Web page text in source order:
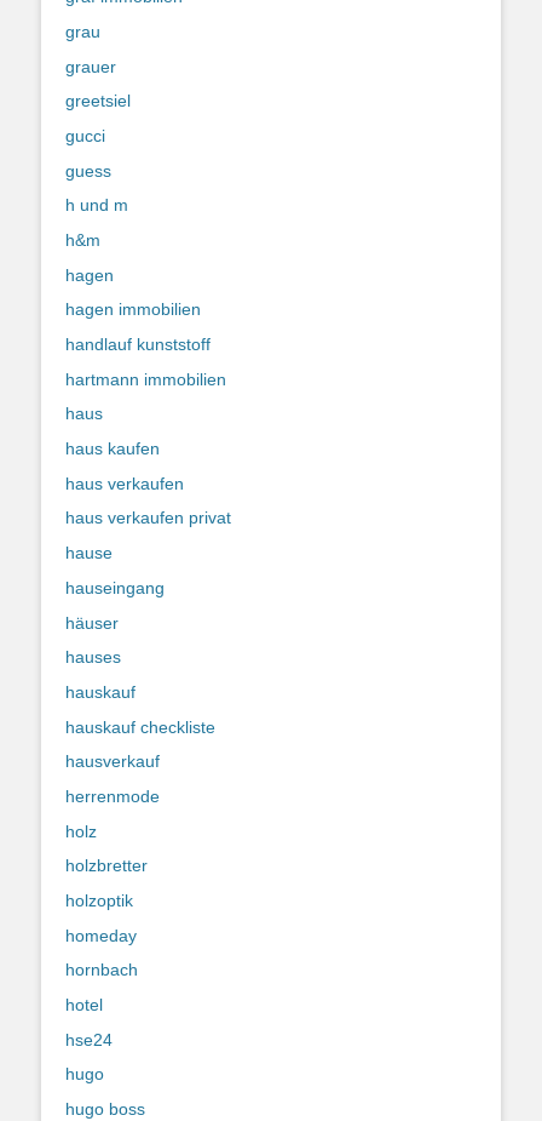
grau
grauer
greetsiel
gucci
guess
h und m
h&m
hagen
hagen immobilien
handlauf kunststoff
hartmann immobilien
haus
haus kaufen
haus verkaufen
haus verkaufen privat
hause
hauseingang
häuser
hauses
hauskauf
hauskauf checkliste
hausverkauf
herrenmode
holz
holzbretter
holzoptik
homeday
hornbach
hotel
hse24
hugo
hugo boss